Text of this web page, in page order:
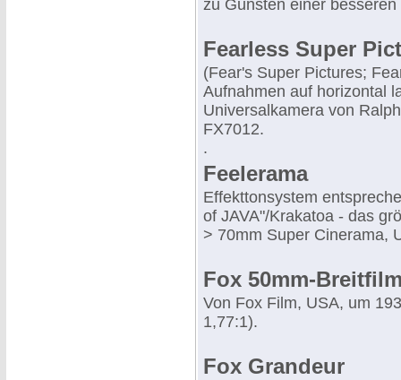
zu Gunsten einer
Fearless Super
(Fear's Super Pictures;
Aufnahmen auf horizontal
Universalkamera von
FX7012.
.
Feelerama
Effekttonsystem
of JAVA"/Krakatoa - das
> 70mm Super Cinerama,
Fox 50mm-
Von Fox Film, USA, um
1,77:1).
Fox Grandeur